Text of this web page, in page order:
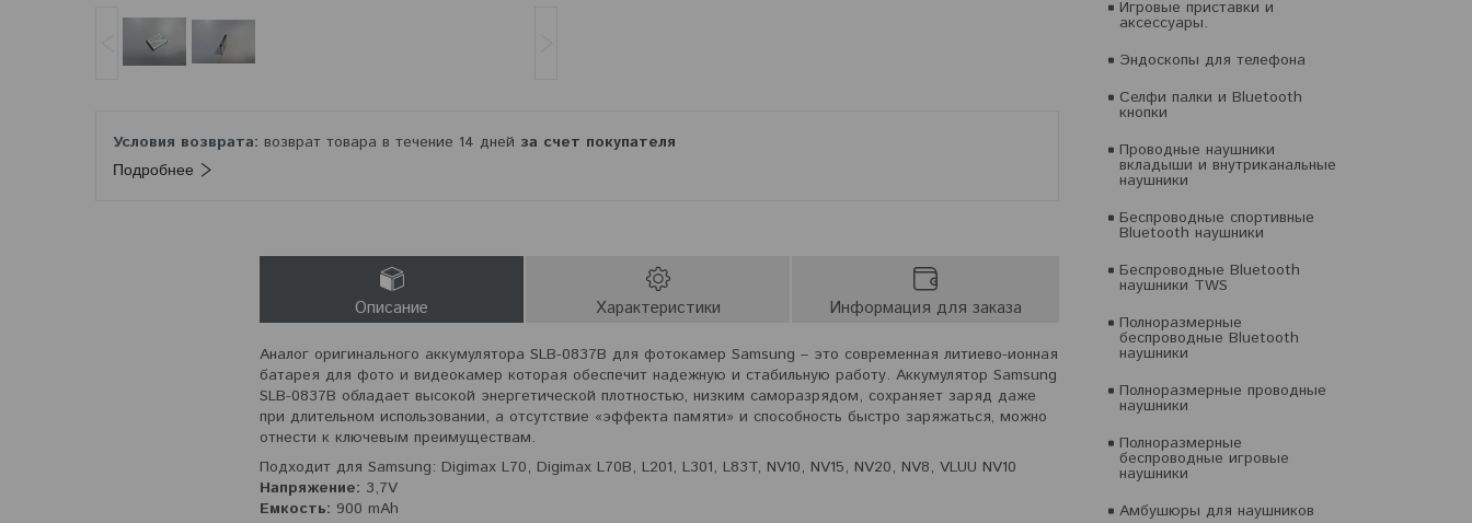
Игровые приставки и
аксессуары.
Эндоскопы для телефона
Селфи палки и Bluetooth
кнопки
Проводные наушники
вкладыши и внутриканальные
наушники
Беспроводные спортивные
Bluetooth наушники
Беспроводные Bluetooth
наушники TWS
Полноразмерные
беспроводные Bluetooth
наушники
Полноразмерные проводные
наушники
Полноразмерные
беспроводные игровые
наушники
Амбушюры для наушников
возврат товара в течение 14 дней за счет покупателя
Подробнее
Описание Характеристики Информация для заказа
Аналог оригинального аккумулятора SLB-0837B для фотокамер Samsung – это современная литиево-ионная
батарея для фото и видеокамер которая обеспечит надежную и стабильную работу. Аккумулятор Samsung
SLB-0837B обладает высокой энергетической плотностью‚ низким саморазрядом, сохраняет заряд даже
при длительном использовании, а отсутствие «эффекта памяти» и способность быстро заряжаться‚ можно
отнести к ключевым преимуществам.
Подходит для Samsung: Digimax L70, Digimax L70B, L201, L301, L83T, NV10, NV15, NV20, NV8, VLUU NV10
Напряжение: 3,7V
Емкость: 900 mAh